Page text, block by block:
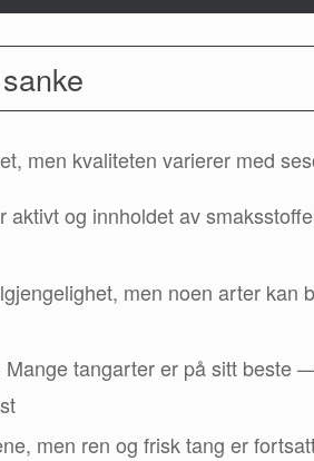
men kvaliteten varierer med
aktivt og innholdet av
men noen arter kan
Mange tangarter er på sitt beste
men ren og frisk tang er